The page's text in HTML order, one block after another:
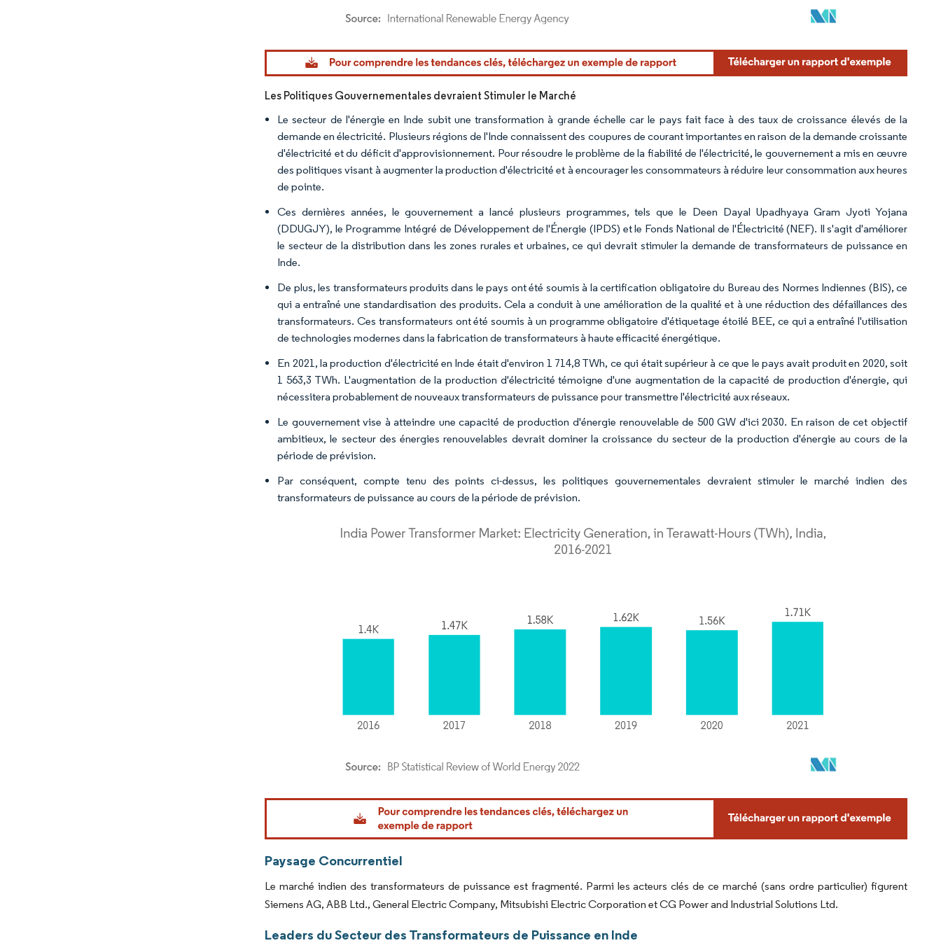
Image © Mordor Intelligence. La réutilisation nécessite une attribution sous CC BY 4.0.
Les Politiques Gouvernementales devraient Stimuler le Marché
Le secteur de l'énergie en Inde subit une transformation à grande échelle car le pays fait face à des taux de croissance élevés de la
demande en électricité. Plusieurs régions de l'Inde connaissent des coupures de courant importantes en raison de la demande croissante
d'électricité et du déficit d'approvisionnement. Pour résoudre le problème de la fiabilité de l'électricité, le gouvernement a mis en œuvre
des politiques visant à augmenter la production d'électricité et à encourager les consommateurs à réduire leur consommation aux heures
de pointe.
Ces dernières années, le gouvernement a lancé plusieurs programmes, tels que le Deen Dayal Upadhyaya Gram Jyoti Yojana
(DDUGJY), le Programme Intégré de Développement de l'Énergie (IPDS) et le Fonds National de l'Électricité (NEF). Il s'agit d'améliorer
le secteur de la distribution dans les zones rurales et urbaines, ce qui devrait stimuler la demande de transformateurs de puissance en
Inde.
De plus, les transformateurs produits dans le pays ont été soumis à la certification obligatoire du Bureau des Normes Indiennes (BIS), ce
qui a entraîné une standardisation des produits. Cela a conduit à une amélioration de la qualité et à une réduction des défaillances des
transformateurs. Ces transformateurs ont été soumis à un programme obligatoire d'étiquetage étoilé BEE, ce qui a entraîné l'utilisation
de technologies modernes dans la fabrication de transformateurs à haute efficacité énergétique.
En 2021, la production d'électricité en Inde était d'environ 1 714,8 TWh, ce qui était supérieur à ce que le pays avait produit en 2020, soit
1 563,3 TWh. L'augmentation de la production d'électricité témoigne d'une augmentation de la capacité de production d'énergie, qui
nécessitera probablement de nouveaux transformateurs de puissance pour transmettre l'électricité aux réseaux.
Le gouvernement vise à atteindre une capacité de production d'énergie renouvelable de 500 GW d'ici 2030. En raison de cet objectif
ambitieux, le secteur des énergies renouvelables devrait dominer la croissance du secteur de la production d'énergie au cours de la
période de prévision.
Par conséquent, compte tenu des points ci-dessus, les politiques gouvernementales devraient stimuler le marché indien des
transformateurs de puissance au cours de la période de prévision.
Image © Mordor Intelligence. La réutilisation nécessite une attribution sous CC BY 4.0.
Paysage Concurrentiel
Le marché indien des transformateurs de puissance est fragmenté. Parmi les acteurs clés de ce marché (sans ordre particulier) figurent
Siemens AG, ABB Ltd., General Electric Company, Mitsubishi Electric Corporation et CG Power and Industrial Solutions Ltd.
Leaders du Secteur des Transformateurs de Puissance en Inde